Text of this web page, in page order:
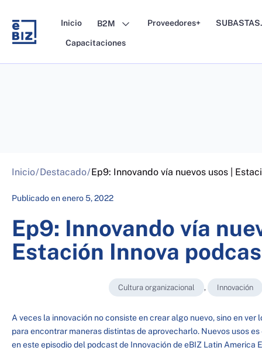
content
Inicio B2M Proveedores+
Capacitaciones
Inicio/Destacado/Ep9: Innovando vía nuevos usos |
Publicado enenero 5, 2022
Ep9: Innovando vía
Estación Innova
Cultura organizacional , Innovación
A veces la innovación no consiste en crear algo nuevo, sino en ver
para encontrar maneras distintas de aprovecharlo. Nuevos usos
en este episodio del podcast de Innovación de eBIZ Latin America